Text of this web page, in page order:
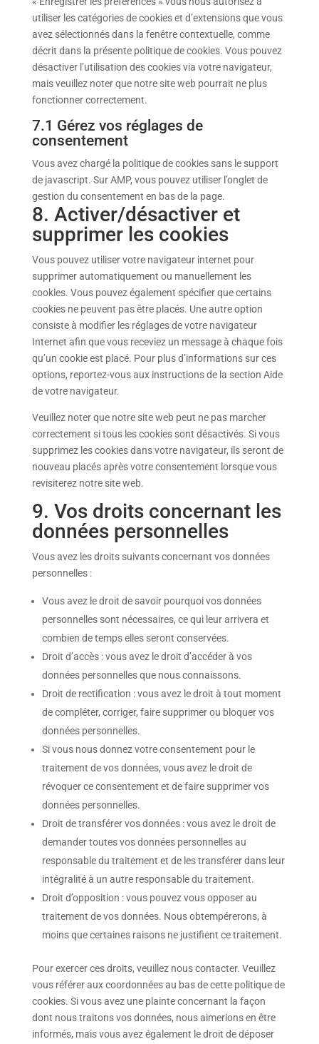
utiliser les catégories de cookies et d’extensions que vous
avez sélectionnés dans la fenêtre contextuelle, comme
décrit dans la présente politique de cookies. Vous pouvez
désactiver l’utilisation des cookies via votre navigateur,
mais veuillez noter que notre site web pourrait ne plus
fonctionner correctement.
7.1 Gérez vos réglages de
consentement
Vous avez chargé la politique de cookies sans le support
de javascript. Sur AMP, vous pouvez utiliser l’onglet de
gestion du consentement en bas de la page.
8. Activer/désactiver et
supprimer les cookies
Vous pouvez utiliser votre navigateur internet pour
supprimer automatiquement ou manuellement les
cookies. Vous pouvez également spécifier que certains
cookies ne peuvent pas être placés. Une autre option
consiste à modifier les réglages de votre navigateur
Internet afin que vous receviez un message à chaque fois
qu’un cookie est placé. Pour plus d’informations sur ces
options, reportez-vous aux instructions de la section Aide
de votre navigateur.
Veuillez noter que notre site web peut ne pas marcher
correctement si tous les cookies sont désactivés. Si vous
supprimez les cookies dans votre navigateur, ils seront de
nouveau placés après votre consentement lorsque vous
revisiterez notre site web.
9. Vos droits concernant les
données personnelles
Vous avez les droits suivants concernant vos données
personnelles :
Vous avez le droit de savoir pourquoi vos données
personnelles sont nécessaires, ce qui leur arrivera et
combien de temps elles seront conservées.
Droit d’accès : vous avez le droit d’accéder à vos
données personnelles que nous connaissons.
Droit de rectification : vous avez le droit à tout moment
de compléter, corriger, faire supprimer ou bloquer vos
données personnelles.
Si vous nous donnez votre consentement pour le
traitement de vos données, vous avez le droit de
révoquer ce consentement et de faire supprimer vos
données personnelles.
Droit de transférer vos données : vous avez le droit de
demander toutes vos données personnelles au
responsable du traitement et de les transférer dans leur
intégralité à un autre responsable du traitement.
Droit d’opposition : vous pouvez vous opposer au
traitement de vos données. Nous obtempérerons, à
moins que certaines raisons ne justifient ce traitement.
Pour exercer ces droits, veuillez nous contacter. Veuillez
vous référer aux coordonnées au bas de cette politique de
cookies. Si vous avez une plainte concernant la façon
dont nous traitons vos données, nous aimerions en être
informés, mais vous avez également le droit de déposer